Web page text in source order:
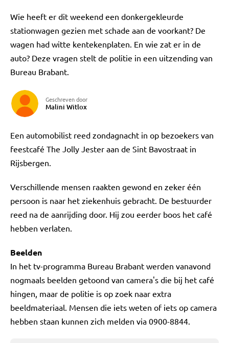
Wie heeft er dit weekend een donkergekleurde
stationwagen gezien met schade aan de voorkant? De
wagen had witte kentekenplaten. En wie zat er in de
auto? Deze vragen stelt de politie in een uitzending van
Bureau Brabant.
Geschreven door
Malini Witlox
Een automobilist reed zondagnacht in op bezoekers van
feestcafé The Jolly Jester aan de Sint Bavostraat in
Rijsbergen.
Verschillende mensen raakten gewond en zeker één
persoon is naar het ziekenhuis gebracht. De bestuurder
reed na de aanrijding door. Hij zou eerder boos het café
hebben verlaten.
Beelden
In het tv-programma Bureau Brabant werden vanavond
nogmaals beelden getoond van camera's die bij het café
hingen, maar de politie is op zoek naar extra
beeldmateriaal. Mensen die iets weten of iets op camera
hebben staan kunnen zich melden via 0900-8844.